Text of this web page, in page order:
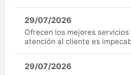
29/07/2026
Ofrecen los mejores servicios
atención al cliente es
29/07/2026